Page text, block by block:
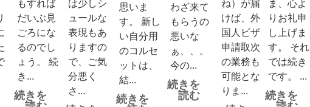
もすれば
だいぶ見
ごろにな
るのでし
ょう。 続
き...
続きを
は少しシ
ュールな
表現もあ
りますの
で、ご気
分悪く
さ...
思いま
す。 新し
い自分用
のコルセ
ットは、
結...
続きを
わざ来て
もらうの
悪いな
ぁ、、。
今の...
続きを
読む
ね）が届
けば、外
国人ビザ
申請取次
の業務も
可能とな
りま...
ま、心よ
りお礼申
し上げま
す。 それ
では続き
です。 ...
続きを